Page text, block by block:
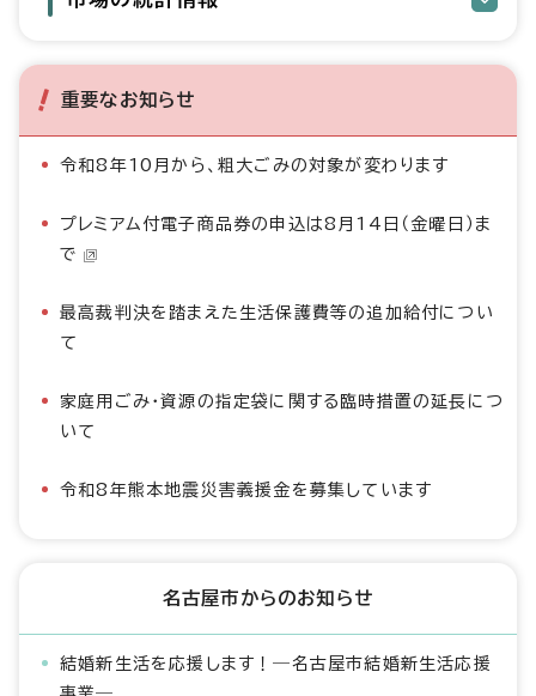
重要なお知らせ
令和8年10月から、粗大ごみの対象が変わります
プレミアム付電子商品券の申込は8月14日（金曜日）ま
で
最高裁判決を踏まえた生活保護費等の追加給付につい
て
家庭用ごみ・資源の指定袋に関する臨時措置の延長につ
いて
令和8年熊本地震災害義援金を募集しています
名古屋市からのお知らせ
結婚新生活を応援します！―名古屋市結婚新生活応援